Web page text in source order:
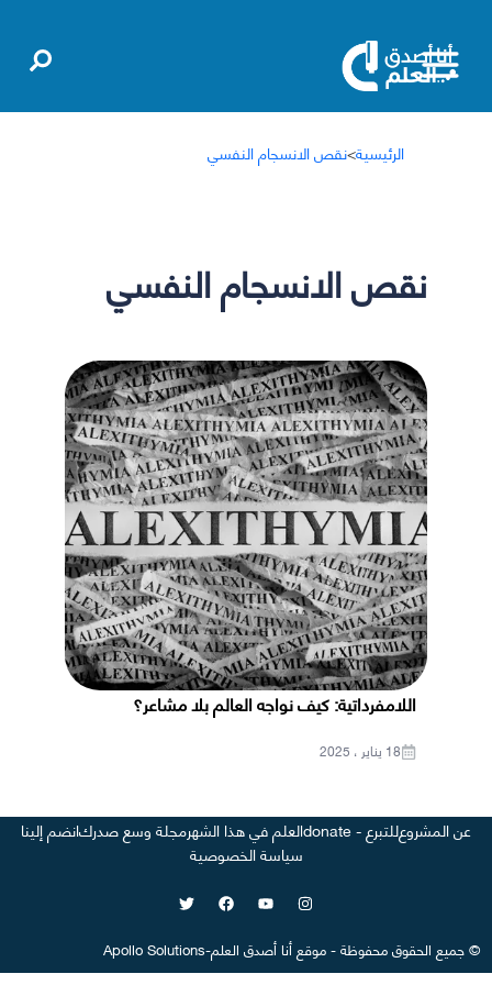
الرئيسية>نقص الانسجام النفسي
نقص الانسجام النفسي
اللامفرداتية: كيف نواجه العالم بلا مشاعر؟
18 يناير ، 2025
عن المشروعللتبرع - donate العلم في هذا الشهرمجلة وسع صدركانضم إلينا
سياسة الخصوصية
©جميع الحقوق محفوظة-موقع أنا أصدق العلم-
Apollo Solutions